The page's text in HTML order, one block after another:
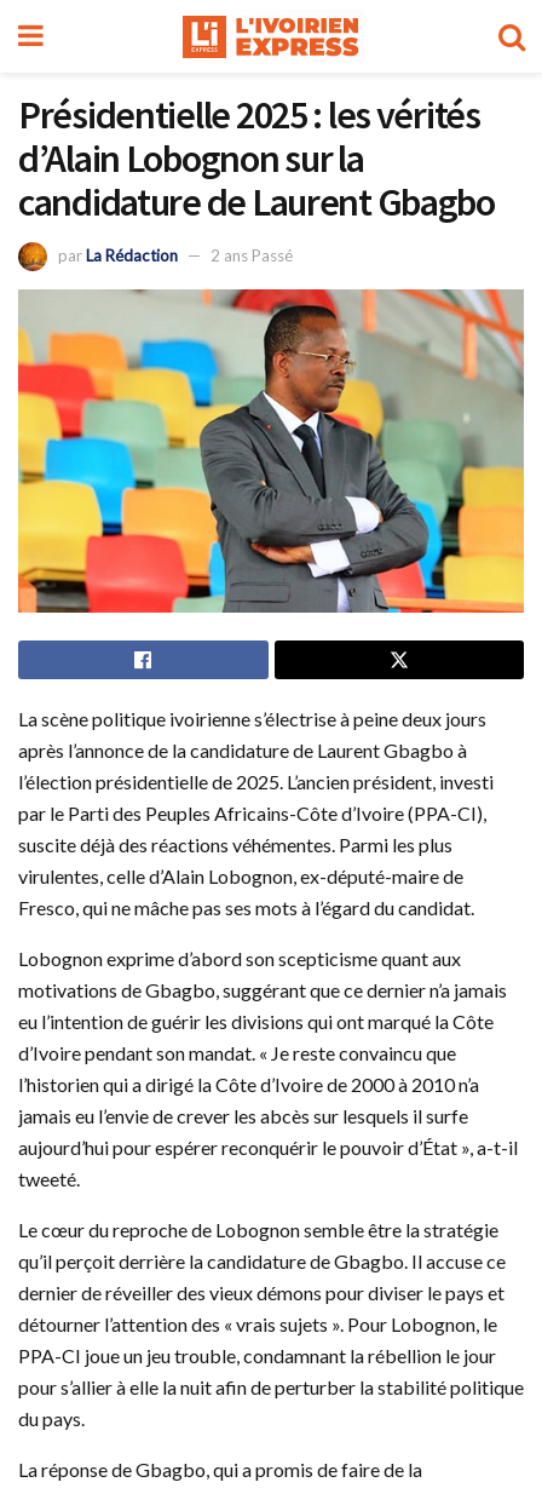
Présidentielle 2025 : les vérités
d’Alain Lobognon sur la
candidature de Laurent Gbagbo
parLa Rédaction 2 ans Passé
La scène politique ivoirienne s’électrise à peine deux jours
après l’annonce de la candidature de Laurent Gbagbo à
l’élection présidentielle de 2025. L’ancien président, investi
par le Parti des Peuples Africains-Côte d’Ivoire (PPA-CI),
suscite déjà des réactions véhémentes. Parmi les plus
virulentes, celle d’Alain Lobognon, ex-député-maire de
Fresco, qui ne mâche pas ses mots à l’égard du candidat.
Lobognon exprime d’abord son scepticisme quant aux
motivations de Gbagbo, suggérant que ce dernier n’a jamais
eu l’intention de guérir les divisions qui ont marqué la Côte
d’Ivoire pendant son mandat. « Je reste convaincu que
l’historien qui a dirigé la Côte d’Ivoire de 2000 à 2010 n’a
jamais eu l’envie de crever les abcès sur lesquels il surfe
aujourd’hui pour espérer reconquérir le pouvoir d’État », a-t-il
tweeté.
Le cœur du reproche de Lobognon semble être la stratégie
qu’il perçoit derrière la candidature de Gbagbo. Il accuse ce
dernier de réveiller des vieux démons pour diviser le pays et
détourner l’attention des « vrais sujets ». Pour Lobognon, le
PPA-CI joue un jeu trouble, condamnant la rébellion le jour
pour s’allier à elle la nuit afin de perturber la stabilité politique
du pays.
La réponse de Gbagbo, qui a promis de faire de la